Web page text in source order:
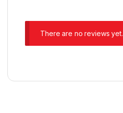
There are no reviews yet.